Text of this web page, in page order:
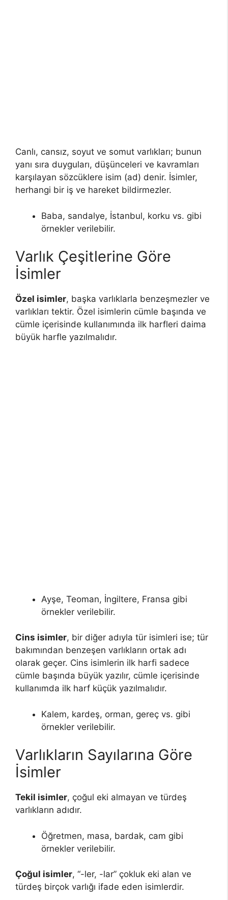
Canlı, cansız, soyut ve somut varlıkları; bunun
yanı sıra duyguları, düşünceleri ve kavramları
karşılayan sözcüklere isim (ad) denir. İsimler,
herhangi bir iş ve hareket bildirmezler.
Baba, sandalye, İstanbul, korku vs. gibi
örnekler verilebilir.
Varlık Çeşitlerine Göre
İsimler
Özel isimler, başka varlıklarla benzeşmezler ve
varlıkları tektir. Özel isimlerin cümle başında ve
cümle içerisinde kullanımında ilk harfleri daima
büyük harfle yazılmalıdır.
Ayşe, Teoman, İngiltere, Fransa gibi
örnekler verilebilir.
Cins isimler, bir diğer adıyla tür isimleri ise; tür
bakımından benzeşen varlıkların ortak adı
olarak geçer. Cins isimlerin ilk harfi sadece
cümle başında büyük yazılır, cümle içerisinde
kullanımda ilk harf küçük yazılmalıdır.
Kalem, kardeş, orman, gereç vs. gibi
örnekler verilebilir.
Varlıkların Sayılarına Göre
İsimler
Tekil isimler, çoğul eki almayan ve türdeş
varlıkların adıdır.
Öğretmen, masa, bardak, cam gibi
örnekler verilebilir.
Çoğul isimler, “-ler, -lar” çokluk eki alan ve
türdeş birçok varlığı ifade eden isimlerdir.